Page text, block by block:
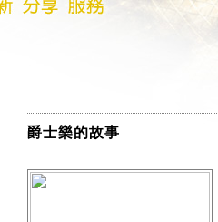
爵士樂的故事